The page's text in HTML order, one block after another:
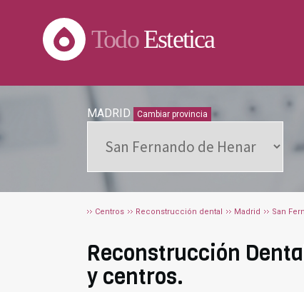
TodoEstetica
MADRID Cambiar provincia
Centros Reconstrucción dental Madrid San
Reconstrucción
y centros.